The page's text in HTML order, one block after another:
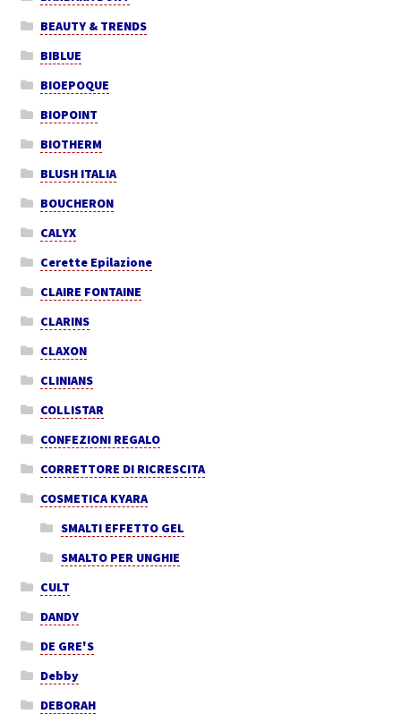
BEAUTY & TRENDS
BIBLUE
BIOEPOQUE
BIOPOINT
BIOTHERM
BLUSH ITALIA
BOUCHERON
CALYX
Cerette Epilazione
CLAIRE FONTAINE
CLARINS
CLAXON
CLINIANS
COLLISTAR
CONFEZIONI REGALO
CORRETTORE DI RICRESCITA
COSMETICA KYARA
SMALTI EFFETTO GEL
SMALTO PER UNGHIE
CULT
DANDY
DE GRE'S
Debby
DEBORAH